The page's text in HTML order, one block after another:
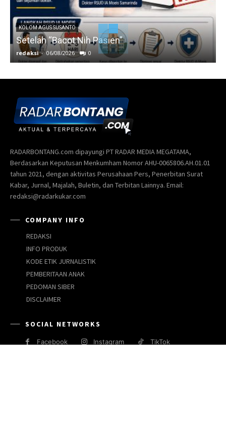
KOLOM AGUS SUSANTO
Setelah “Bacot Nih Pasien”
redaksi - 06/08/2026 0
RADARBONTANG.com dipayungi PT RADAR MEDIA MEGATAMA,
Berdasarkan Keputusan Menkumham Nomor AHU-0065806.AH.01.01
tahun 2021, dengan aktivitas Perusahaan Pers, Penerbitan Surat
Kabar, Jurnal, Majalah, Buletin, dan Terbitan Lainnya. Email:
redaksi@radarkukar.com
COMPANY INFO
REDAKSI
INFO PRODUK
KODE ETIK JURNALISTIK
PEMBERITAAN ANAK
PEDOMAN SIBER
DISCLAIMER
SOCIAL NETWORKS
Facebook Instagram TikTok